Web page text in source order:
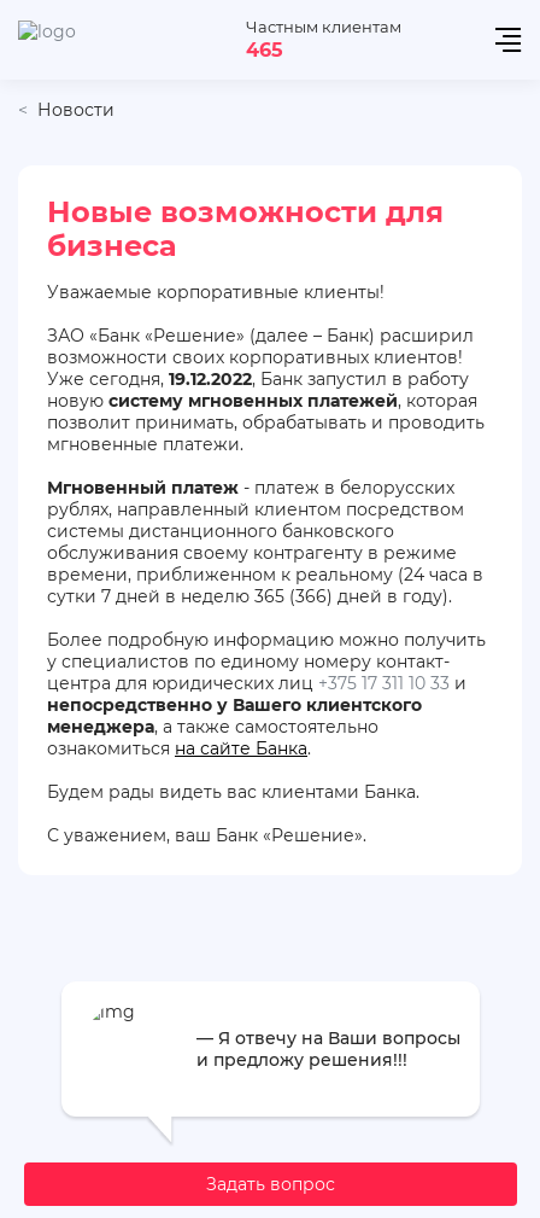
Частным клиентам
465
Новости
Новые возможности для
бизнеса
Уважаемые корпоративные клиенты!
ЗАО «Банк «Решение» (далее – Банк) расширил
возможности своих корпоративных клиентов!
Уже сегодня, 19.12.2022, Банк запустил в работу
новую систему мгновенных платежей, которая
позволит принимать, обрабатывать и проводить
мгновенные платежи.
Мгновенный платеж - платеж в белорусских
рублях, направленный клиентом посредством
системы дистанционного банковского
обслуживания своему контрагенту в режиме
времени, приближенном к реальному (24 часа в
сутки 7 дней в неделю 365 (366) дней в году).
Более подробную информацию можно получить
у специалистов по единому номеру контакт-
центра для юридических лиц +375 17 311 10 33 и
непосредственно у Вашего клиентского
менеджера, а также самостоятельно
ознакомиться на сайте Банка.
Будем рады видеть вас клиентами Банка.
С уважением, ваш Банк «Решение».
— Я отвечу на Ваши вопросы
и предложу решения!!!
Задать вопрос